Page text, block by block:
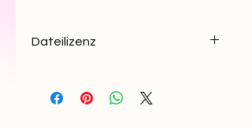
Dateilizenz
werden und dient nur der